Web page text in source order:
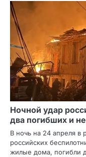
Ночной удар
два погибших и
В ночь на 24 апреля в
российских
жилые дома, погибли